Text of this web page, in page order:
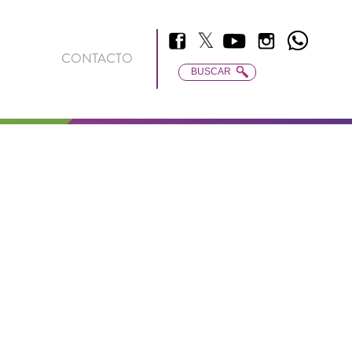
CONTACTO
Facebook
𝕏 TwitterYoutube Instagram